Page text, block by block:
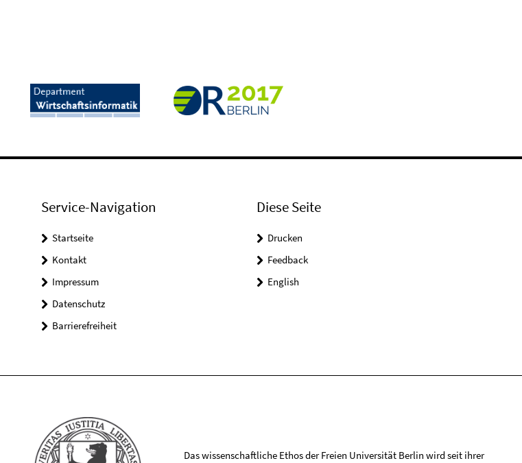
Service-Navigation
Startseite
Kontakt
Impressum
Datenschutz
Barrierefreiheit
Diese Seite
Drucken
Feedback
English
Das wissenschaftliche Ethos der Freien Universität Berlin wird seit ihrer